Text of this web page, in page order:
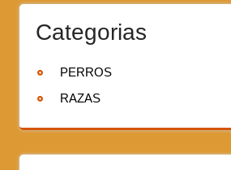
Categorias
PERROS
RAZAS